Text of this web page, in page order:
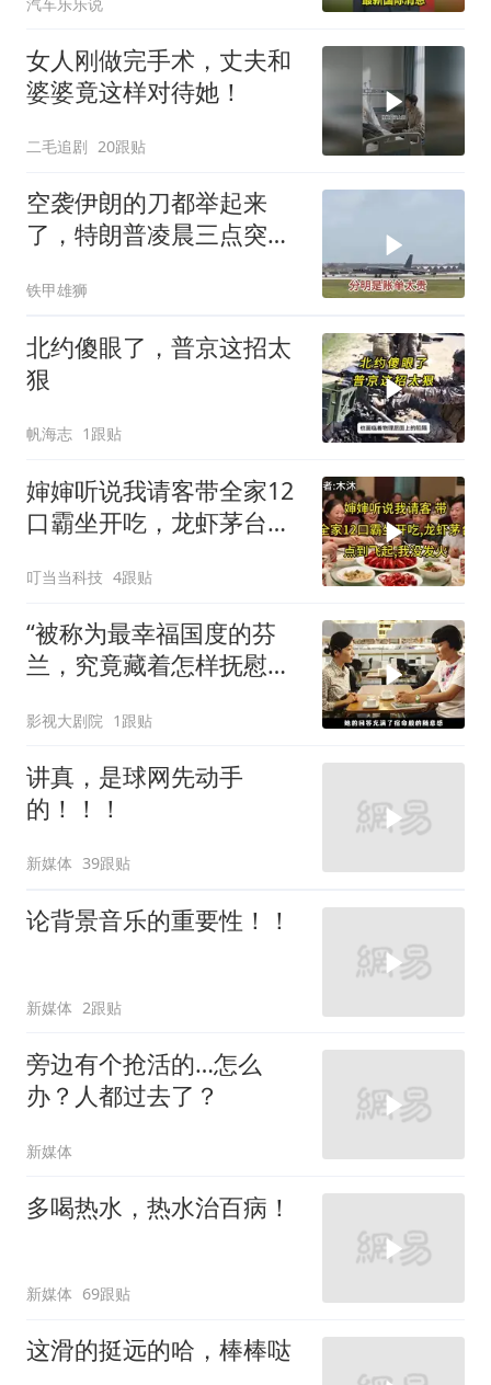
女人刚做完手术，丈夫和
婆婆竟这样对待她！
二毛追剧 20跟贴
空袭伊朗的刀都举起来
了，特朗普凌晨三点突然
铁甲雄狮
北约傻眼了，普京这招太
狠
帆海志 1跟贴
婶婶听说我请客带全家12
口霸坐开吃，龙虾茅台点
叮当当科技 4跟贴
“被称为最幸福国度的芬
兰，究竟藏着怎样抚慰人
影视大剧院 1跟贴
讲真，是球网先动手
的！！！
新媒体 39跟贴
论背景音乐的重要性！！
新媒体 2跟贴
旁边有个抢活的…怎么
办？人都过去了？
新媒体
多喝热水，热水治百病！
新媒体 69跟贴
这滑的挺远的哈，棒棒哒